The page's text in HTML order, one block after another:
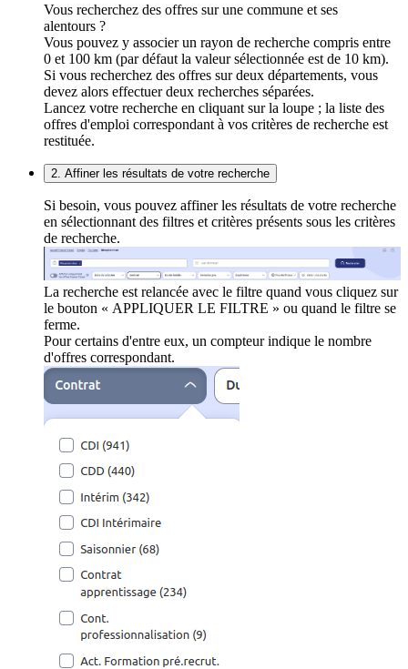
Vous recherchez des offres sur une commune et ses
alentours ?
Vous pouvez y associer un rayon de recherche compris entre
0 et 100 km (par défaut la valeur sélectionnée est de 10 km).
Si vous recherchez des offres sur deux départements, vous
devez alors effectuer deux recherches séparées.
Lancez votre recherche en cliquant sur la loupe ; la liste des
offres d'emploi correspondant à vos critères de recherche est
restituée.
2. Affiner les résultats de votre recherche
Si besoin, vous pouvez affiner les résultats de votre recherche
en sélectionnant des filtres et critères présents sous les critères
de recherche.
La recherche est relancée avec le filtre quand vous cliquez sur
le bouton « APPLIQUER LE FILTRE » ou quand le filtre se
ferme.
Pour certains d'entre eux, un compteur indique le nombre
d'offres correspondant.